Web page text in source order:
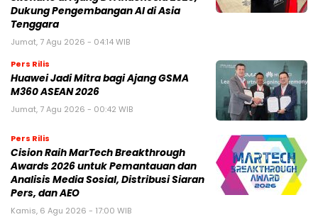
Dukung Pengembangan AI di Asia
Tenggara
Jumat, 7 Agu 2026 - 04:14 WIB
Pers Rilis
Huawei Jadi Mitra bagi Ajang GSMA
M360 ASEAN 2026
Jumat, 7 Agu 2026 - 00:42 WIB
Pers Rilis
Cision Raih MarTech Breakthrough
Awards 2026 untuk Pemantauan dan
Analisis Media Sosial, Distribusi Siaran
Pers, dan AEO
Kamis, 6 Agu 2026 - 17:00 WIB